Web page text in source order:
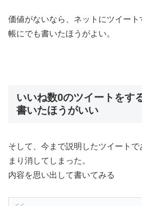
価値がないなら、ネットにツイー
帳にでも書いたほうがよい。
いいね数0のツイートをす
書いたほうがいい
そして、今まで説明したツイート
まり消してしまった。
内容を思い出して書いてみる